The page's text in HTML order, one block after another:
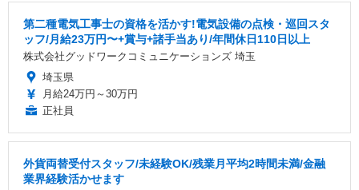
第二種電気工事士の資格を活かす!電気設備の点検・巡回スタ
ッフ/月給23万円〜+賞与+諸手当あり/年間休日110日以上
株式会社グッドワークコミュニケーションズ 埼玉
埼玉県
月給24万円～30万円
正社員
外貨両替受付スタッフ/未経験OK/残業月平均2時間未満/金融
業界経験活かせます